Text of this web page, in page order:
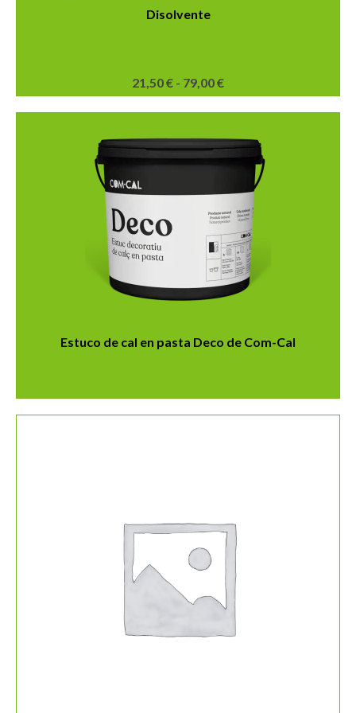
Disolvente
21,50€ - 79,00€Rango
de
precios:
21,50 €
hasta
79,00 €
múltiples
variantes.
opciones
Estuco de cal en pasta Deco de Com-Cal